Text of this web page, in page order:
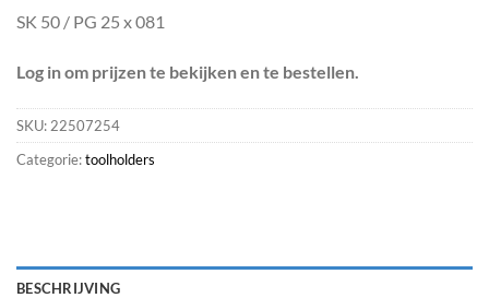
SK 50 / PG 25 x 081
Log in om prijzen te bekijken en te bestellen.
SKU: 22507254
Categorie:toolholders
BESCHRIJVING